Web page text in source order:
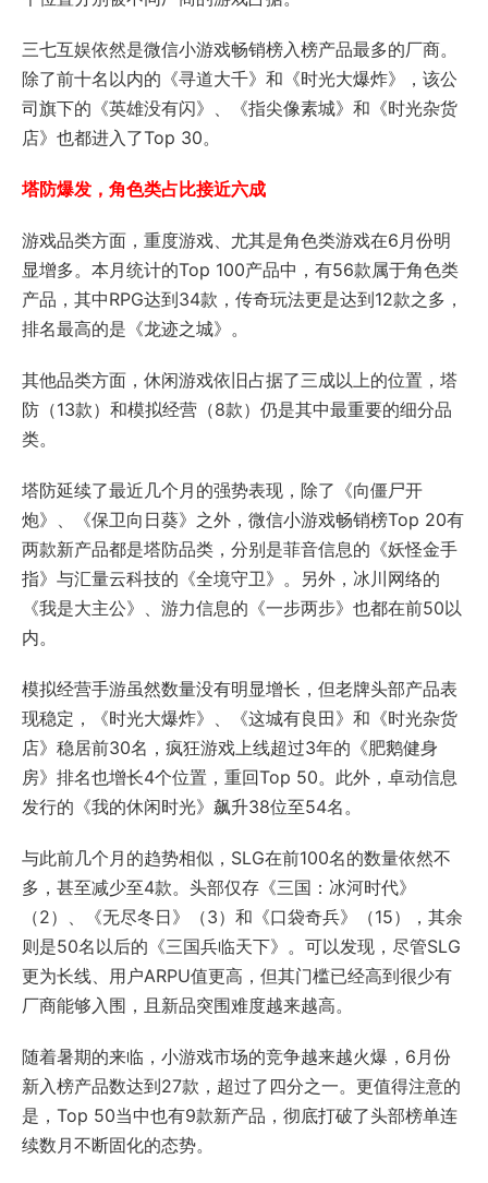
三七互娱依然是微信小游戏畅销榜入榜产品最多的厂商。
除了前十名以内的《寻道大千》和《时光大爆炸》，该公
司旗下的《英雄没有闪》、《指尖像素城》和《时光杂货
店》也都进入了Top 30。
塔防爆发，角色类占比接近六成
游戏品类方面，重度游戏、尤其是角色类游戏在6月份明
显增多。本月统计的Top 100产品中，有56款属于角色类
产品，其中RPG达到34款，传奇玩法更是达到12款之多，
排名最高的是《龙迹之城》。
其他品类方面，休闲游戏依旧占据了三成以上的位置，塔
防（13款）和模拟经营（8款）仍是其中最重要的细分品
类。
塔防延续了最近几个月的强势表现，除了《向僵尸开
炮》、《保卫向日葵》之外，微信小游戏畅销榜Top 20有
两款新产品都是塔防品类，分别是菲音信息的《妖怪金手
指》与汇量云科技的《全境守卫》。另外，冰川网络的
《我是大主公》、游力信息的《一步两步》也都在前50以
内。
模拟经营手游虽然数量没有明显增长，但老牌头部产品表
现稳定，《时光大爆炸》、《这城有良田》和《时光杂货
店》稳居前30名，疯狂游戏上线超过3年的《肥鹅健身
房》排名也增长4个位置，重回Top 50。此外，卓动信息
发行的《我的休闲时光》飙升38位至54名。
与此前几个月的趋势相似，SLG在前100名的数量依然不
多，甚至减少至4款。头部仅存《三国：冰河时代》
（2）、《无尽冬日》（3）和《口袋奇兵》（15），其余
则是50名以后的《三国兵临天下》。可以发现，尽管SLG
更为长线、用户ARPU值更高，但其门槛已经高到很少有
厂商能够入围，且新品突围难度越来越高。
随着暑期的来临，小游戏市场的竞争越来越火爆，6月份
新入榜产品数达到27款，超过了四分之一。更值得注意的
是，Top 50当中也有9款新产品，彻底打破了头部榜单连
续数月不断固化的态势。